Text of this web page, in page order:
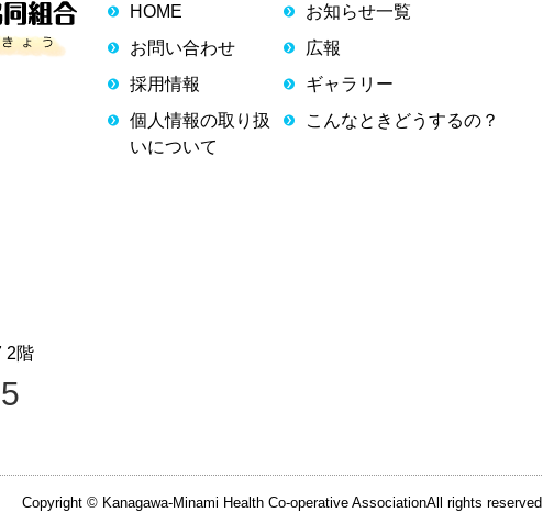
2階
HOME
お問い合わせ
採用情報
個人情報の取り扱
いについて
お知らせ一覧
広報
ギャラリー
こんなときどうするの？
Copyright © Kanagawa-Minami Health Co-operative AssociationAll rights reserved.